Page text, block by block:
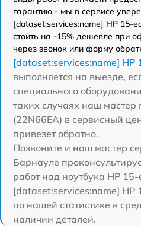
гарантию - мы в сервисе
[dataset:services:name] HP 15-
стоить на -15% дешевле при
через звонок или форму
[dataset:services:name] HP
выполняется на выезде,
специального
таких случаях наш
(22N66EA) в сервисный
привезет обратно.
Позвоните и наш мастер
Барнауле
работ над ноутбука HP
[dataset:services:name] HP
по нашей статистике в
наличии деталей.